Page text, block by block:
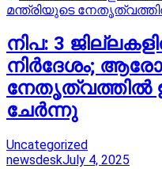
നിപ: 3
നിര്‍ദേശം;
നേതൃത്വത്തില്‍
ചേര്‍ന്നു
Uncategorized
newsdeskJuly 4, 2025